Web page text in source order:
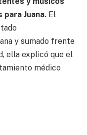
Juana. El
y sumado frente
ella explicó que el
médico